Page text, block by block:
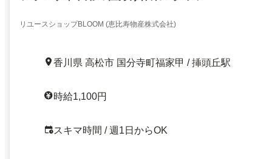
リユースショップBLOOM (恵比寿物産株式会社)
香川県 高松市 国分寺町福家甲 / 挿頭丘駅
時給1,100円
スキマ時間 / 週1日からOK